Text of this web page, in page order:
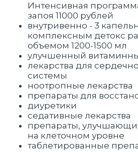
Интенсивная
запоя 11000 рублей
внутривенно - 3
комплексным детокс
объемом 1200-1500 мл
улучшенный
лекарства для
системы
ноотропные лекарства
препараты для
диуретики
седативные лекарства
препараты,
на клеточном уровне
таблетированные